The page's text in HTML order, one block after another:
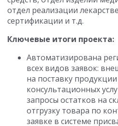
отдел реализации
сертификации и т.д.
Ключевые итоги проекта:
Автоматизирована
всех видов заявок:
на поставку
консультационных
запросы остатков на
отгрузку товара по
заявке в системе